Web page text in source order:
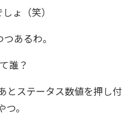
ょ（笑）
あるわ。
誰？
とステータス数値を押し付
。